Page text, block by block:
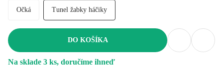
Očká Tunel žabky háčiky
DO KOŠÍKA
Na sklade 3 ks, doručíme ihneď